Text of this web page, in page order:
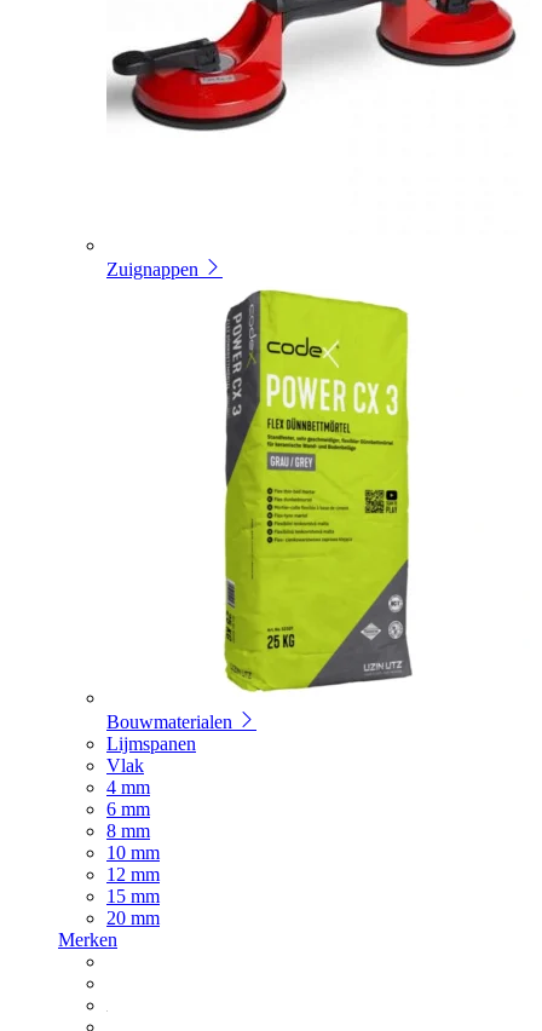
Zuignappen
Bouwmaterialen
Lijmspanen
Vlak
4 mm
6 mm
8 mm
10 mm
12 mm
15 mm
20 mm
Merken